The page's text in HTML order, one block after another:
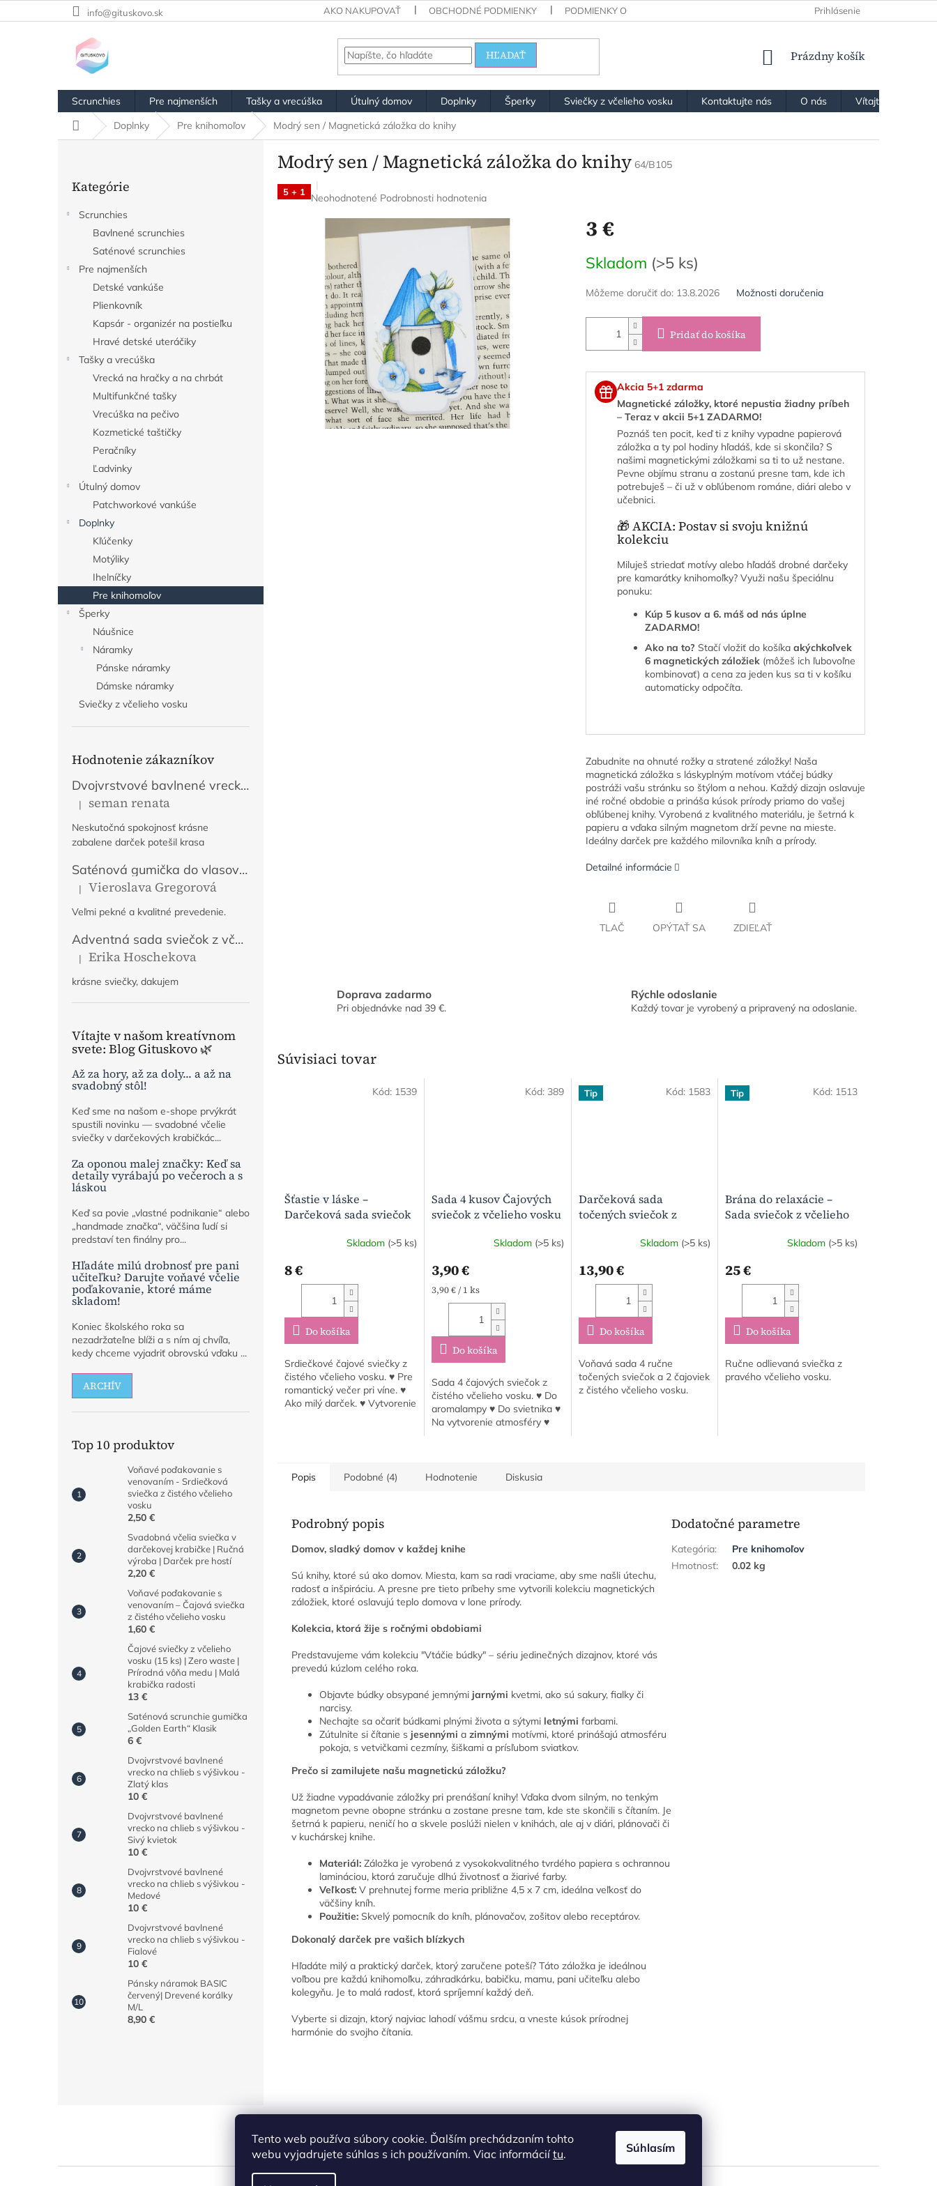
Tento web používa súbory cookie. Ďalším prechádzaním tohto
webu vyjadrujete súhlas s ich používaním. Viac informáciítu. Súhlasím
na
info@gituskovo.sk AKO NAKUPOVAŤ OBCHODNÉ PODMIENKY PODMIENKY OCHRANY OSOBNÝCH ÚDAJOV Prihlásenie
HĽADAŤ
NÁKUPNÝ
Prázdny košík
Scrunchies Pre najmenších Tašky a vrecúška Útulný domov Doplnky Šperky Sviečky z včelieho vosku Kontaktujte nás O nás
Vítajte v našom
DomovDoplnky Pre knihomoľov Modrý sen / Magnetická záložka do knihy
kategórie
Kategórie
Scrunchies
Bavlnené scrunchies
Saténové scrunchies
Pre najmenších
Detské vankúše
Plienkovník
Kapsár - organizér na postieľku
Hravé detské uteráčiky
Tašky a vrecúška
Vrecká na hračky a na chrbát
Multifunkčné tašky
Vrecúška na pečivo
Kozmetické taštičky
Peračníky
Ľadvinky
Útulný domov
Patchworkové vankúše
Doplnky
Kľúčenky
Motýliky
Ihelníčky
Pre knihomoľov
Šperky
Náušnice
Náramky
Pánske náramky
Dámske náramky
Sviečky z včelieho vosku
Hodnotenie zákazníkov
Dvojvrstvové bavlnené vrecko na chlieb s výšivkou - Fialové
Hodnotenie produktu je 5 z 5 hviezdičiek.
| seman renata
Neskutočná spokojnosť krásne
zabalene darček potešil krasa
Saténová gumička do vlasov Tajomstvo jesene
Hodnotenie produktu je 5 z 5 hviezdičiek.
| Vieroslava Gregorová
Veľmi pekné a kvalitné prevedenie.
Adventná sada sviečok z včelieho vosku | Mier, Viera, Láska, Nádej | Prírodný adventný veniec
Hodnotenie produktu je 5 z 5 hviezdičiek.
| Erika Hoschekova
krásne sviečky, dakujem
Vítajte v našom kreatívnom
svete: Blog Gituskovo 🌿
Až za hory, až za doly... a až na
svadobný stôl!
Keď sme na našom e-shope prvýkrát
spustili novinku — svadobné včelie
sviečky v darčekových krabičkác...
Za oponou malej značky: Keď sa
detaily vyrábajú po večeroch a s
láskou
Keď sa povie „vlastné podnikanie“ alebo
„handmade značka“, väčšina ľudí si
predstaví ten finálny pro...
Hľadáte milú drobnosť pre pani
učiteľku? Darujte voňavé včelie
poďakovanie, ktoré máme
skladom!
Koniec školského roka sa
nezadržateľne blíži a s ním aj chvíľa,
kedy chceme vyjadriť obrovskú vďaku ...
ARCHÍV
Top 10 produktov
Voňavé poďakovanie s
venovaním - Srdiečková
sviečka z čistého včelieho
vosku
2,50 €
Svadobná včelia sviečka v
darčekovej krabičke | Ručná
výroba | Darček pre hostí
2,20 €
Voňavé poďakovanie s
venovaním – Čajová sviečka
z čistého včelieho vosku
1,60 €
Čajové sviečky z včelieho
vosku (15 ks) | Zero waste |
Prírodná vôňa medu | Malá
krabička radosti
13 €
Saténová scrunchie gumička
„Golden Earth“ Klasik
6 €
Dvojvrstvové bavlnené
vrecko na chlieb s výšivkou -
Zlatý klas
10 €
Dvojvrstvové bavlnené
vrecko na chlieb s výšivkou -
Sivý kvietok
10 €
Dvojvrstvové bavlnené
vrecko na chlieb s výšivkou -
Medové
10 €
Dvojvrstvové bavlnené
vrecko na chlieb s výšivkou -
Fialové
10 €
Pánsky náramok BASIC
červený| Drevené korálky
M/L
8,90 €
Modrý sen / Magnetická záložka do knihy 64/B105
5 + 1 Priemerné
hviezdičiek.
Neohodnotené Podrobnosti hodnotenia
3 €
cena:
Skladom (>5 ks)
Môžeme doručiť do: 13.8.2026 Možnosti doručenia
Pridať do košíka
Akcia 5+1 zdarma
Magnetické záložky, ktoré nepustia žiadny príbeh
– Teraz v akcii 5+1 ZADARMO!
Poznáš ten pocit, keď ti z knihy vypadne papierová
záložka a ty pol hodiny hľadáš, kde si skončila? S
našimi magnetickými záložkami sa ti to už nestane.
Pevne objímu stranu a zostanú presne tam, kde ich
potrebuješ – či už v obľúbenom románe, diári alebo v
učebnici.
🎁 AKCIA: Postav si svoju knižnú
kolekciu
Miluješ striedať motívy alebo hľadáš drobné darčeky
pre kamarátky knihomoľky? Využi našu špeciálnu
ponuku:
Kúp 5 kusov a 6. máš od nás úplne
ZADARMO!
Ako na to? Stačí vložiť do košíka akýchkoľvek
6 magnetických záložiek(môžeš ich ľubovoľne
kombinovať) a cena za jeden kus sa ti v košíku
automaticky odpočíta.
Zabudnite na ohnuté rožky a stratené záložky! Naša
magnetická záložka s láskyplným motívom vtáčej búdky
postráži vašu stránku so štýlom a nehou. Každý dizajn oslavuje
iné ročné obdobie a prináša kúsok prírody priamo do vašej
obľúbenej knihy. Vyrobená z kvalitného materiálu, je šetrná k
papieru a vďaka silným magnetom drží pevne na mieste.
Ideálny darček pre každého milovníka kníh a prírody.
Detailné informácie
TLAČ OPÝTAŤ SA ZDIEĽAŤ
Doprava zadarmo
Pri objednávke nad 39 €.
Rýchle odoslanie
Každý tovar je vyrobený a pripravený na odoslanie.
Súvisiaci tovar
Šťastie v láske –
Darčeková sada sviečok
Skladom (>5 ks)
8 €
Do košíka
Srdiečkové čajové sviečky z
čistého včelieho vosku. ♥ Pre
romantický večer pri víne. ♥
Ako milý darček. ♥ Vytvorenie
Kód: 1539
Sada 4 kusov Čajových
sviečok z včelieho vosku
Skladom (>5 ks)
3,90 €
Jednotková
cena:
3,90 € / 1 ks
Do košíka
Sada 4 čajových sviečok z
čistého včelieho vosku. ♥ Do
aromalampy ♥ Do svietnika ♥
Na vytvorenie atmosféry ♥
Kód: 389 Tip
Darčeková sada
točených sviečok z
Prírodná vôňa medu
Skladom (>5 ks)
13,90 €
Do košíka
Voňavá sada 4 ručne
točených sviečok a 2 čajoviek
z čistého včelieho vosku.
Kód: 1583 Tip
Brána do relaxácie –
Sada sviečok z včelieho
Skladom (>5 ks)
25 €
Do košíka
Ručne odlievaná sviečka z
pravého včelieho vosku.
Kód: 1513
Popis Podobné (4) Hodnotenie Diskusia
Podrobný popis
Domov, sladký domov v každej knihe
Sú knihy, ktoré sú ako domov. Miesta, kam sa radi vraciame, aby sme našli útechu,
radosť a inšpiráciu. A presne pre tieto príbehy sme vytvorili kolekciu magnetických
záložiek, ktoré oslavujú teplo domova v lone prírody.
Kolekcia, ktorá žije s ročnými obdobiami
Predstavujeme vám kolekciu "Vtáčie búdky" – sériu jedinečných dizajnov, ktoré vás
prevedú kúzlom celého roka.
Objavte búdky obsypané jemnými jarnými kvetmi, ako sú sakury, fialky či
narcisy.
Nechajte sa očariť búdkami plnými života a sýtymi letnými farbami.
Zútulnite si čítanie s jesennými a zimnými motívmi, ktoré prinášajú atmosféru
pokoja, s vetvičkami cezmíny, šiškami a prísľubom sviatkov.
Prečo si zamilujete našu magnetickú záložku?
Už žiadne vypadávanie záložky pri prenášaní knihy! Vďaka dvom silným, no tenkým
magnetom pevne obopne stránku a zostane presne tam, kde ste skončili s čítaním. Je
šetrná k papieru, neničí ho a skvele poslúži nielen v knihách, ale aj v diári, plánovači či
v kuchárskej knihe.
Materiál: Záložka je vyrobená z vysokokvalitného tvrdého papiera s ochrannou
lamináciou, ktorá zaručuje dlhú životnosť a žiarivé farby.
Veľkosť: V prehnutej forme meria približne 4,5 x 7 cm, ideálna veľkosť do
väčšiny kníh.
Použitie: Skvelý pomocník do kníh, plánovačov, zošitov alebo receptárov.
Dokonalý darček pre vašich blízkych
Hľadáte milý a praktický darček, ktorý zaručene poteší? Táto záložka je ideálnou
voľbou pre každú knihomoľku, záhradkárku, babičku, mamu, pani učiteľku alebo
kolegyňu. Je to malá radosť, ktorá spríjemní každý deň.
Vyberte si dizajn, ktorý najviac lahodí vášmu srdcu, a vneste kúsok prírodnej
harmónie do svojho čítania.
Dodatočné parametre
Kategória:
Pre knihomoľov
Hmotnosť: 0.02 kg